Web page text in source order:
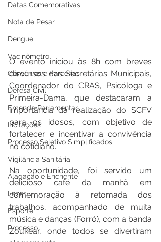
Datas Comemorativas
Nota de Pesar
Dengue
Vacinômetro
Convênios e Parcerias
Defesa Civil
Emenda Parlamentar
Licitações
Processo Seletivo Simplificados
Vigilância Sanitária
Alagação e Enchente
Lazer
Esporte
Processo
O evento iniciou às 8h com breves
discursos das Secretárias Municipais,
Coordenador do CRAS, Psicóloga e
Primeira-Dama, que destacaram a
importância da realização do SCFV
para os idosos, com objetivo de
fortalecer e incentivar a convivência
no cotidiano.
Na oportunidade, foi servido um
delicioso café da manhã em
comemoração à retomada dos
trabalhos, acompanhado de muita
música e danças (Forró), com a banda
Zoukear, onde todos se divertiram